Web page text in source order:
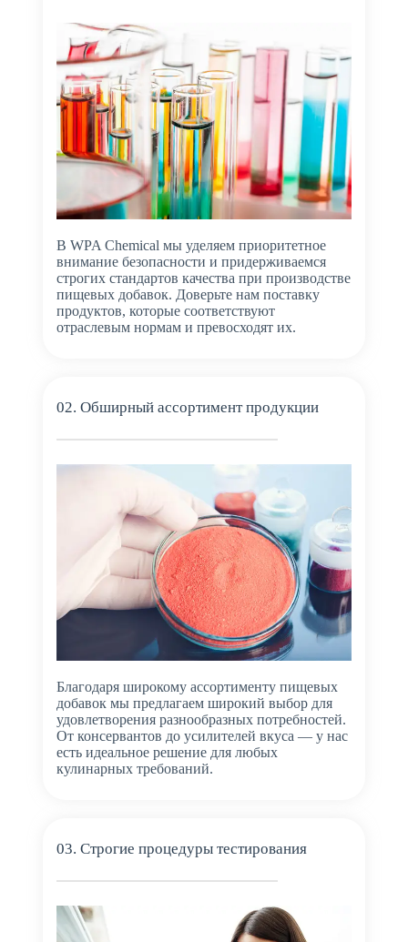
В WPA Chemical мы уделяем приоритетное
внимание безопасности и придерживаемся
строгих стандартов качества при производстве
пищевых добавок. Доверьте нам поставку
продуктов, которые соответствуют
отраслевым нормам и превосходят их.
02. Обширный ассортимент продукции
Благодаря широкому ассортименту пищевых
добавок мы предлагаем широкий выбор для
удовлетворения разнообразных потребностей.
От консервантов до усилителей вкуса — у нас
есть идеальное решение для любых
кулинарных требований.
03. Строгие процедуры тестирования